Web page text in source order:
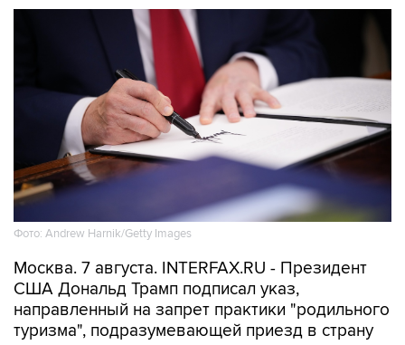
Фото: Andrew Harnik/Getty Images
Москва. 7 августа. INTERFAX.RU - Президент
направленный на запрет практики "родильного
туризма", подразумевающей приезд в страну
на роды с целью автоматического получения
ребенком американского гражданства,